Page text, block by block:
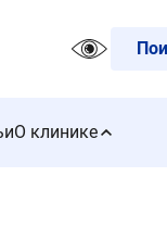
О клинике